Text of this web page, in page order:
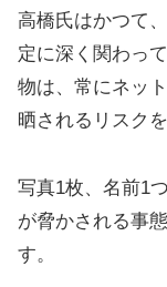
高橋氏はかつて
定に深く関わっ
物は、常にネッ
晒されるリスク
写真1枚、名前1
が脅かされる事
す。